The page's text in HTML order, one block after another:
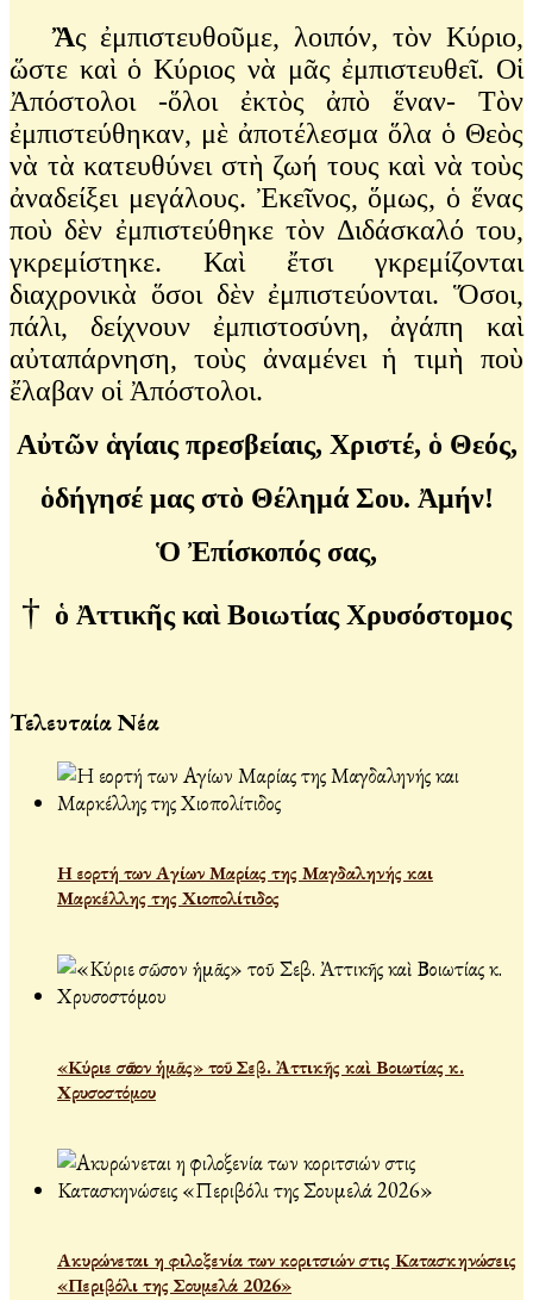
Ἂς ἐμπιστευθοῦμε, λοιπόν, τὸν Κύριο,
ὥστε καὶ ὁ Κύριος νὰ μᾶς ἐμπιστευθεῖ. Οἱ
Ἀπόστολοι -ὅλοι ἐκτὸς ἀπὸ ἕναν- Τὸν
ἐμπιστεύθηκαν, μὲ ἀποτέλεσμα ὅλα ὁ Θεὸς
νὰ τὰ κατευθύνει στὴ ζωή τους καὶ νὰ τοὺς
ἀναδείξει μεγάλους. Ἐκεῖνος, ὅμως, ὁ ἕνας
ποὺ δὲν ἐμπιστεύθηκε τὸν Διδάσκαλό του,
γκρεμίστηκε. Καὶ ἔτσι γκρεμίζονται
διαχρονικὰ ὅσοι δὲν ἐμπιστεύονται. Ὅσοι,
πάλι, δείχνουν ἐμπιστοσύνη, ἀγάπη καὶ
αὐταπάρνηση, τοὺς ἀναμένει ἡ τιμὴ ποὺ
ἔλαβαν οἱ Ἀπόστολοι.
Αὐτῶν ἁγίαις πρεσβείαις, Χριστέ, ὁ Θεός,
ὁδήγησέ μας στὸ Θέλημά Σου. Ἀμήν!
Ὁ Ἐπίσκοπός σας,
† ὁ Ἀττικῆς καὶ Βοιωτίας Χρυσόστομος
Τελευταία Νέα
Η εορτή των Αγίων Μαρίας της Μαγδαληνής και
Μαρκέλλης της Χιοπολίτιδος
«Κύριε σῶσον ἡμᾶς» τοῦ Σεβ. Ἀττικῆς καὶ Βοιωτίας κ.
Χρυσοστόμου
Ακυρώνεται η φιλοξενία των κοριτσιών στις Κατασκηνώσεις
«Περιβόλι της Σουμελά 2026»